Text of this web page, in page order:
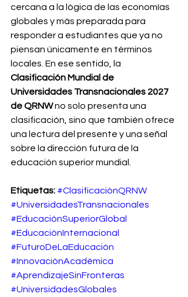
cercana a la lógica de las economías
globales y más preparada para
responder a estudiantes que ya no
piensan únicamente en términos
locales. En ese sentido, la
Clasificación Mundial de
Universidades Transnacionales 2027
de QRNW no solo presenta una
clasificación, sino que también ofrece
una lectura del presente y una señal
sobre la dirección futura de la
educación superior mundial.
Etiquetas: #ClasificaciónQRNW
#UniversidadesTransnacionales
#EducaciónSuperiorGlobal
#EducaciónInternacional
#FuturoDeLaEducación
#InnovaciónAcadémica
#AprendizajeSinFronteras
#UniversidadesGlobales